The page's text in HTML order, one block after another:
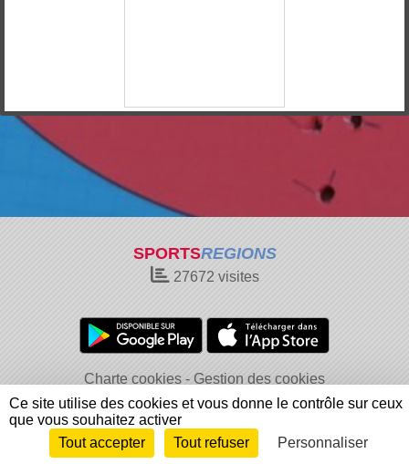
SPORTSREGIONS
27672 visites
Charte cookies
Gestion des cookies
Informations légales
Signaler un contenu inapproprié
Envie de participer ? Connexion
Ce site utilise des cookies et vous donne le contrôle sur ceux
que vous souhaitez activer
Tout accepter
Tout refuser Personnaliser